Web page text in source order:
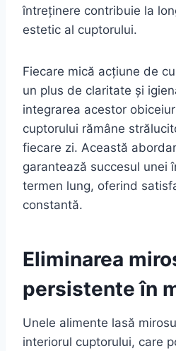
întreținere contribuie la
estetic al cuptorului.
Fiecare mică acțiune de
un plus de claritate și
integrarea acestor
cuptorului rămâne
fiecare zi. Această
garantează succesul unei
termen lung, oferind
constantă.
Eliminarea
persistente în
Unele alimente lasă
interiorul cuptorului, care